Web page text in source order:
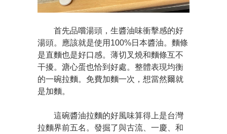
首先品嚐湯頭，生醬油味衝擊感的好
湯頭。應該就是使用100%日本醬油。麵條
是直麵也是好口感。薄切叉燒和麵條互不
干擾。溏心蛋也恰到好處。整體表現均衡
的一碗拉麵。免費加麵一次，想當然爾就
是加麵。
這碗醬油拉麵的好風味算得上是台灣
拉麵界前五名。發掘了與古流、一慶、和